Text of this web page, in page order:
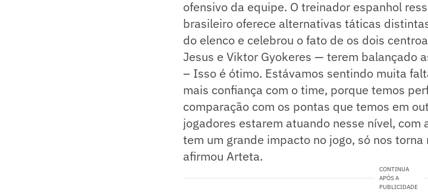
ofensivo da equipe. O treinador espanhol
brasileiro oferece alternativas táticas
do elenco e celebrou o fato de os dois
Jesus e Viktor Gyokeres — terem balançado
– Isso é ótimo. Estávamos sentindo muita
mais confiança com o time, porque temos
comparação com os pontas que temos em
jogadores estarem atuando nesse nível,
tem um grande impacto no jogo, só nos
afirmou Arteta.
CONTINUA
APÓS A
PUBLICIDADE